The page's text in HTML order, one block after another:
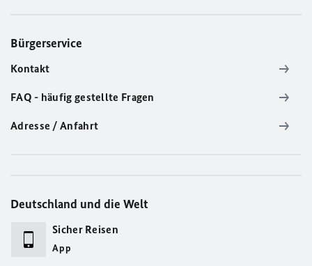
Bürgerservice
Kontakt
FAQ - häufig gestellte Fragen
Adresse / Anfahrt
Deutschland und die Welt
Sicher Reisen
App